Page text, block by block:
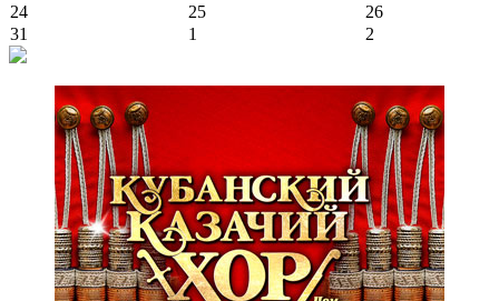
24
25
26
31
1 2